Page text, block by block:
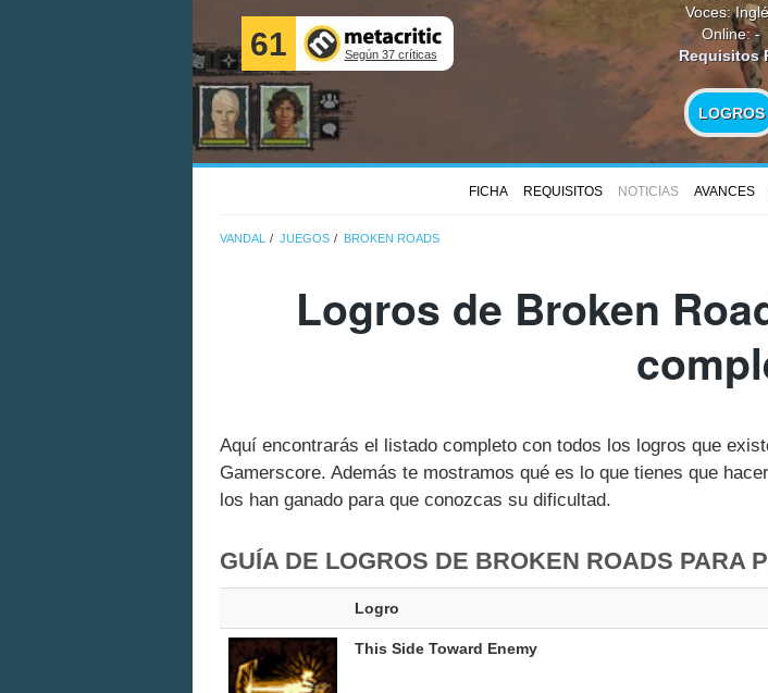
61 Según 37 críticas
Voces:
Online: -
Requisitos
LOGROS
FICHA REQUISITOS NOTICIAS AVANCES
VANDAL JUEGOS BROKEN ROADS
Logros de Broken
Aquí encontrarás el listado completo con todos los logros que
Gamerscore. Además te mostramos qué es lo que tienes que
los han ganado para que conozcas su dificultad.
GUÍA DE LOGROS DE BROKEN ROADS PARA
Logro
This Side Toward Enemy